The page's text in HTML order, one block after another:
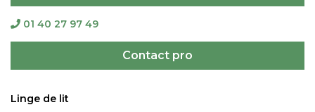
01 40 27 97 49
Contact pro
Linge de lit